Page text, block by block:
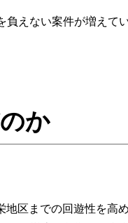
えない案件が増えてい
か
区までの回遊性を高